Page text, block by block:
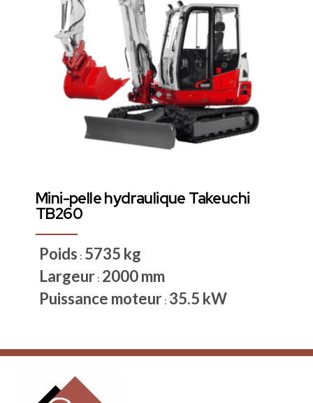
Mini-pelle hydraulique Takeuchi
TB260
Poids : 5735 kg
Largeur : 2000 mm
Puissance moteur : 35.5 kW